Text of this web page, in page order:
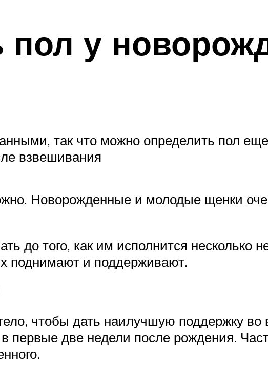
пол у
так что можно определить пол
взвешивания
Новорожденные и молодые щенки
до того, как им исполнится несколько
поднимают и поддерживают.
чтобы дать наилучшую поддержку
первые две недели после рождения.